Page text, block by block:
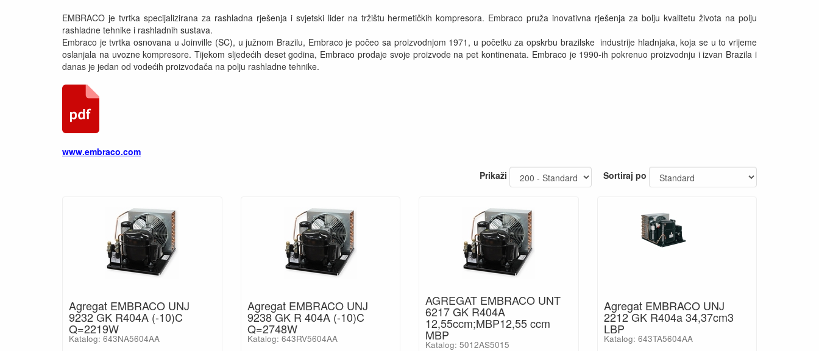
EMBRACO je tvrtka specijalizirana za rashladna rješenja i svjetski lider na tržištu hermetičkih kompresora. Embraco pruža inovativna rješenja za bolju kvalitetu života na polju
rashladne tehnike i rashladnih sustava.
Embraco je tvrtka osnovana u Joinville (SC), u južnom Brazilu, Embraco je počeo sa proizvodnjom 1971, u početku za opskrbu brazilske industrije hladnjaka, koja se u to vrijeme
oslanjala na uvozne kompresore. Tijekom sljedećih deset godina, Embraco prodaje svoje proizvode na pet kontinenata. Embraco je 1990-ih pokrenuo proizvodnju i izvan Brazila i
danas je jedan od vodećih proizvođača na polju rashladne tehnike.
www.embraco.com
Prikaži
Sortiraj po
Agregat EMBRACO UNJ
9232 GK R404A (-10)C
Q=2219W
Katalog: 643NA5604AA
Agregat EMBRACO UNJ
9238 GK R 404A (-10)C
Q=2748W
Katalog: 643RV5604AA
AGREGAT EMBRACO UNT
6217 GK R404A
12,55ccm;MBP12,55 ccm
MBP
Katalog: 5012AS5015
Agregat EMBRACO UNJ
2212 GK R404a 34,37cm3
LBP
Katalog: 643TA5604AA